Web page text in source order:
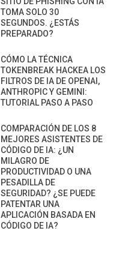
TOMA SOLO 30
SEGUNDOS. ¿ESTÁS
PREPARADO?
CÓMO LA TÉCNICA
TOKENBREAK HACKEA LOS
FILTROS DE IA DE OPENAI,
ANTHROPIC Y GEMINI:
TUTORIAL PASO A PASO
COMPARACIÓN DE LOS 8
MEJORES ASISTENTES DE
CÓDIGO DE IA: ¿UN
MILAGRO DE
PRODUCTIVIDAD O UNA
PESADILLA DE
SEGURIDAD? ¿SE PUEDE
PATENTAR UNA
APLICACIÓN BASADA EN
CÓDIGO DE IA?